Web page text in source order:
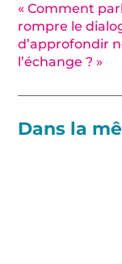
« Comment
rompre le
d’approfondir
l’échange ? »
Dans la